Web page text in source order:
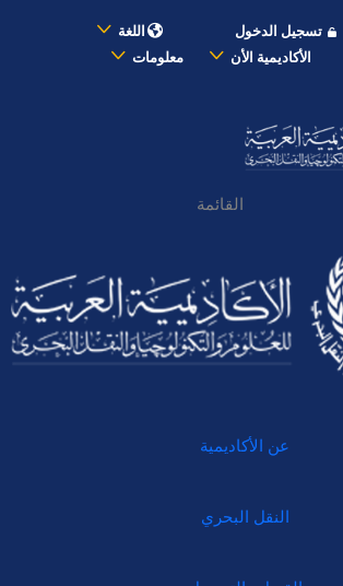
تسجيل الدخول
اللغة
الأكاديمية الأن معلومات
القائمة
عن الأكاديمية
النقل البحري